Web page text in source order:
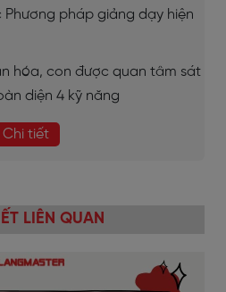
Phương pháp giảng dạy hiện
hóa, con được quan tâm sát
diện 4 kỹ năng
Chi tiết
LIÊN QUAN